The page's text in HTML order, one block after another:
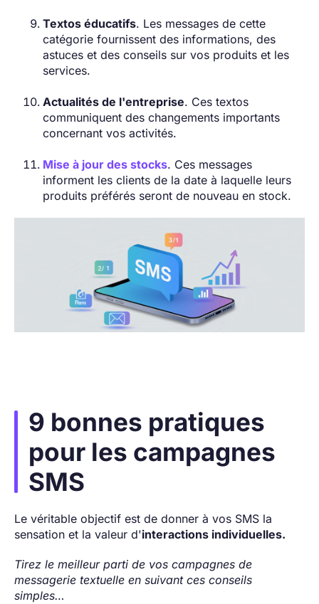
Textos éducatifs. Les messages de cette
catégorie fournissent des informations, des
astuces et des conseils sur vos produits et les
services.
Actualités de l'entreprise. Ces textos
communiquent des changements importants
concernant vos activités.
Mise à jour des stocks. Ces messages
informent les clients de la date à laquelle leurs
produits préférés seront de nouveau en stock.
9 bonnes pratiques
pour les campagnes
SMS
Le véritable objectif est de donner à vos SMS la
sensation et la valeur d'interactions individuelles.
Tirez le meilleur parti de vos campagnes de
messagerie textuelle en suivant ces conseils
simples…